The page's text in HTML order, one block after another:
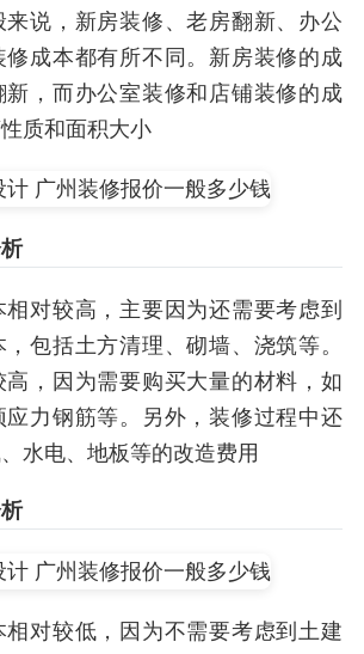
来说，新房装修、老房翻新、办公
成本都有所不同。新房装修的成
，而办公室装修和店铺装修的成
质和面积大小
对较高，主要因为还需要考虑到
包括土方清理、砌墙、浇筑等。
，因为需要购买大量的材料，如
力钢筋等。另外，装修过程中还
水电、地板等的改造费用
对较低，因为不需要考虑到土建